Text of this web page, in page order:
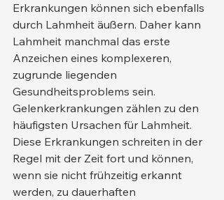
Erkrankungen können sich ebenfalls
durch Lahmheit äußern. Daher kann
Lahmheit manchmal das erste
Anzeichen eines komplexeren,
zugrunde liegenden
Gesundheitsproblems sein.
Gelenkerkrankungen zählen zu den
häufigsten Ursachen für Lahmheit.
Diese Erkrankungen schreiten in der
Regel mit der Zeit fort und können,
wenn sie nicht frühzeitig erkannt
werden, zu dauerhaften